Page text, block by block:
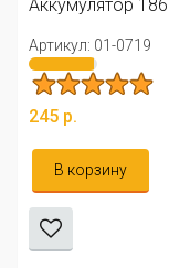
Аккумулятор
Артикул: 01-0719
245 р.
В корзину